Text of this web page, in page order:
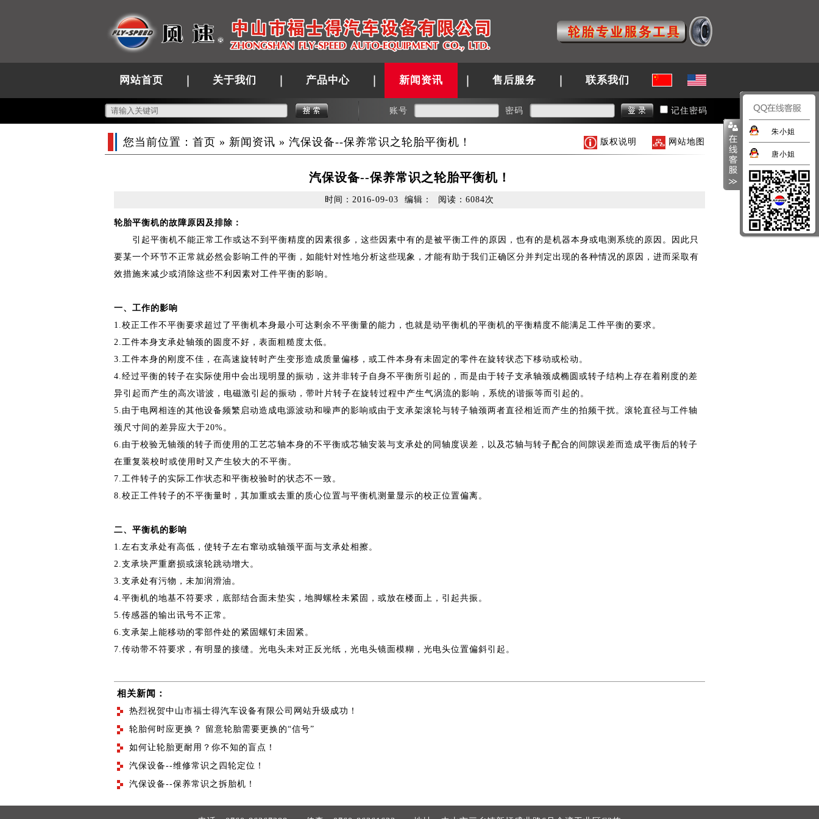
网站首页 关于我们 产品中心 新闻资讯 售后服务 联系我们
账号 密码 记住密码
您当前位置： 首页 » 新闻资讯 » 汽保设备--保养常识之轮胎平衡机！ 版权说明 网站地图
汽保设备--保养常识之轮胎平衡机！
时间：2016-09-03 编辑： 阅读：6084次
轮胎平衡机的故障原因及排除：
引起平衡机不能正常工作或达不到平衡精度的因素很多，这些因素中有的是被平衡工件的原因，也有的是机器本身或电测系统的原因。因此只
要某一个环节不正常就必然会影响工件的平衡，如能针对性地分析这些现象，才能有助于我们正确区分并判定出现的各种情况的原因，进而采取有
效措施来减少或消除这些不利因素对工件平衡的影响。
一、工作的影响
1.校正工作不平衡要求超过了平衡机本身最小可达剩余不平衡量的能力，也就是动平衡机的平衡机的平衡精度不能满足工件平衡的要求。
2.工件本身支承处轴颈的圆度不好，表面粗糙度太低。
3.工件本身的刚度不佳，在高速旋转时产生变形造成质量偏移，或工件本身有未固定的零件在旋转状态下移动或松动。
4.经过平衡的转子在实际使用中会出现明显的振动，这并非转子自身不平衡所引起的，而是由于转子支承轴颈成椭圆或转子结构上存在着刚度的差
异引起而产生的高次谐波，电磁激引起的振动，带叶片转子在旋转过程中产生气涡流的影响，系统的谐振等而引起的。
5.由于电网相连的其他设备频繁启动造成电源波动和噪声的影响或由于支承架滚轮与转子轴颈两者直径相近而产生的拍频干扰。滚轮直径与工件轴
颈尺寸间的差异应大于20%。
6.由于校验无轴颈的转子而使用的工艺芯轴本身的不平衡或芯轴安装与支承处的同轴度误差，以及芯轴与转子配合的间隙误差而造成平衡后的转子
在重复装校时或使用时又产生较大的不平衡。
7.工件转子的实际工作状态和平衡校验时的状态不一致。
8.校正工件转子的不平衡量时，其加重或去重的质心位置与平衡机测量显示的校正位置偏离。
二、平衡机的影响
1.左右支承处有高低，使转子左右窜动或轴颈平面与支承处相擦。
2.支承块严重磨损或滚轮跳动增大。
3.支承处有污物，未加润滑油。
4.平衡机的地基不符要求，底部结合面未垫实，地脚螺栓未紧固，或放在楼面上，引起共振。
5.传感器的输出讯号不正常。
6.支承架上能移动的零部件处的紧固螺钉未固紧。
7.传动带不符要求，有明显的接缝。光电头未对正反光纸，光电头镜面模糊，光电头位置偏斜引起。
相关新闻：
热烈祝贺中山市福士得汽车设备有限公司网站升级成功！
轮胎何时应更换？ 留意轮胎需要更换的“信号”
如何让轮胎更耐用？你不知的盲点！
汽保设备--维修常识之四轮定位！
汽保设备--保养常识之拆胎机！
朱小姐
唐小姐